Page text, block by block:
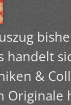
handelt
&
Originale